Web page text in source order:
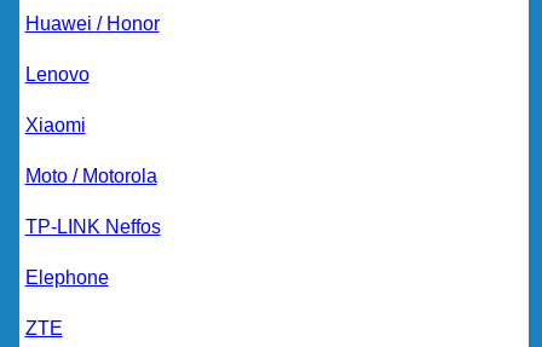
Huawei / Honor
Lenovo
Xiaomi
Moto / Motorola
TP-LINK Neffos
Elephone
ZTE